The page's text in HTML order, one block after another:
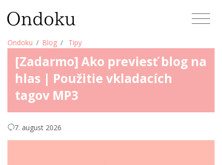
Ondoku Blog Tipy
[Zadarmo] Ako previesť blog na
hlas | Použitie vkladacích
tagov MP3
7. august 2026